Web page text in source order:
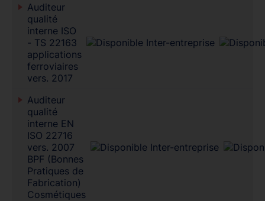
Auditeur
qualité
interne ISO
- TS 22163
applications
ferroviaires
vers. 2017
Auditeur
qualité
interne EN
ISO 22716
vers. 2007
BPF (Bonnes
Pratiques de
Fabrication)
Cosmétiques